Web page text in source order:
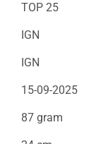
TOP 25
IGN
IGN
15-09-2025
87 gram